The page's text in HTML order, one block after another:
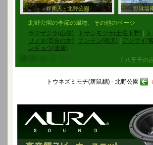
柊南天 - 北野公園 野球場
北野公園の季節の風物、その他のページ
ヤマザクラ(山桜)
トサシモツケ(土佐下野)
リノキ(百合の木)
ナンテン(南天) アジサイ(
ンギョウ(連翹)
《 八王子の
トウネズミモチ(唐鼠黐) - 北野公園